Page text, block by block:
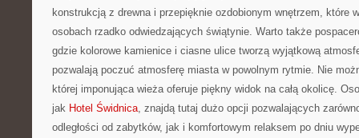
konstrukcją z drewna i przepięknie ozdobionym wnętrzem, które
osobach rzadko odwiedzających świątynie. Warto także
gdzie kolorowe kamienice i ciasne ulice tworzą wyjątkową
pozwalają poczuć atmosferę miasta w powolnym rytmie. Nie
której imponująca wieża oferuje piękny widok na całą okolicę.
jak Hotel Świdnica, znajdą tutaj dużo opcji pozwalających
odległości od zabytków, jak i komfortowym relaksem po dniu